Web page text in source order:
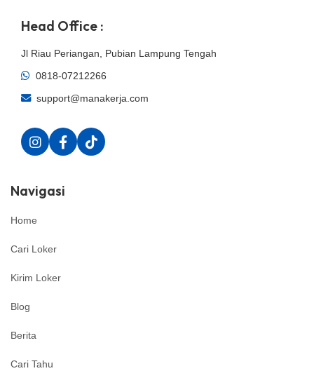
Head Office :
Jl Riau Periangan, Pubian Lampung Tengah
0818-07212266
support@manakerja.com
Navigasi
Home
Cari Loker
Kirim Loker
Blog
Berita
Cari Tahu